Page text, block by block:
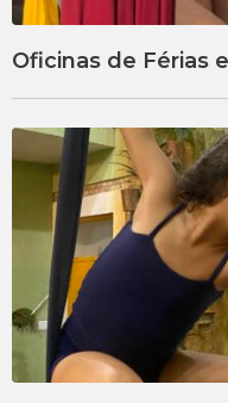
Oficinas de Férias